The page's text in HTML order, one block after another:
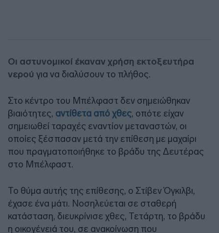
Οι αστυνομικοί έκαναν χρήση εκτοξευτήρα
νερού για να διαλύσουν το πλήθος.
Στο κέντρο του Μπέλφαστ δεν σημειώθηκαν
βιαιότητες, αντίθετα από χθες, οπότε είχαν
σημειωθεί ταραχές εναντίον μεταναστών, οι
οποίες ξέσπασαν μετά την επίθεση με μαχαίρι
που πραγματοποιήθηκε το βράδυ της Δευτέρας
στο Μπέλφαστ.
Το θύμα αυτής της επίθεσης, ο Στίβεν Όγκιλβι,
έχασε ένα μάτι. Νοσηλεύεται σε σταθερή
κατάσταση, διευκρίνισε χθες, Τετάρτη, το βράδυ
η οικογένειά του, σε ανακοίνωση που